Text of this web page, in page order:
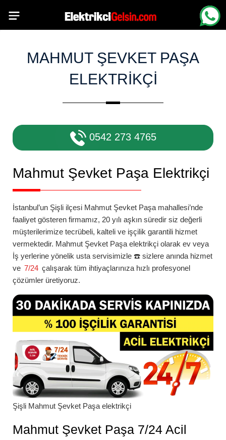
MAHMUT ŞEVKET PAŞA
ELEKTRIKÇI
0542 273 4765
Mahmut Şevket Paşa Elektrikçi
İstanbul’un Şişli ilçesi Mahmut Şevket Paşa mahallesi’nde
faaliyet gösteren firmamız, 20 yılı aşkın süredir siz değerli
müşterilerimize tecrübeli, kalteli ve işçilik garantili hizmet
vermektedir. Mahmut Şevket Paşa elektrikçi olarak ev veya
İş yerlerine yönelik usta servisimizle ☎️ sizlere anında hizmet
ve 7/24 çalışarak tüm ihtiyaçlarınıza hızlı profesyonel
çözümler üretiyoruz.
Şişli Mahmut Şevket Paşa elektrikçi
Mahmut Şevket Paşa 7/24 Acil